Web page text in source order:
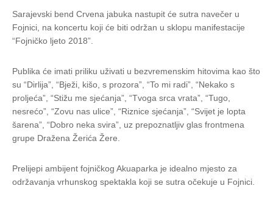
Sarajevski bend Crvena jabuka nastupit će sutra navečer u
Fojnici, na koncertu koji će biti održan u sklopu manifestacije
“Fojničko ljeto 2018”.
Publika će imati priliku uživati u bezvremenskim hitovima kao što
su “Dirlija”, “Bježi, kišo, s prozora”, “To mi radi”, “Nekako s
proljeća”, “Stižu me sjećanja”, “Tvoga srca vrata”, “Tugo,
nesrećo”, “Zovu nas ulice”, “Riznice sjećanja”, “Svijet je lopta
šarena”, “Dobro neka svira”, uz prepoznatljiv glas frontmena
grupe Dražena Žerića Žere.
Prelijepi ambijent fojničkog Akuaparka je idealno mjesto za
održavanja vrhunskog spektakla koji se sutra očekuje u Fojnici.